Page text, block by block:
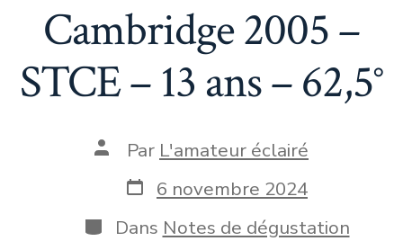
Cambridge 2005 –
STCE – 13 ans – 62,5°
Auteur
publication
Par L'amateur éclairé
Date
de
publication
6 novembre 2024
Catégories
Dans Notes de dégustation